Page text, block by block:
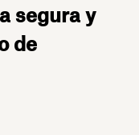
segura y
de